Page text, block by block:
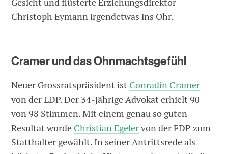
Christoph Eymann irgendetwas ins Ohr.
Cramer und das Ohnmachtsgefühl
Neuer Grossratspräsident ist Conradin Cramer
von der LDP. Der 34-jährige Advokat erhielt 90
von 98 Stimmen. Mit einem genau so guten
Resultat wurde Christian Egelervon der FDP zum
Statthalter gewählt. In seiner Antrittsrede als